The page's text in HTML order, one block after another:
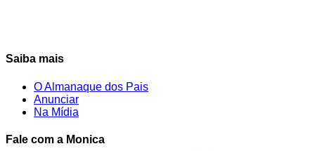
Saiba mais
O Almanaque dos Pais
Anunciar
Na Mídia
Fale com a Monica